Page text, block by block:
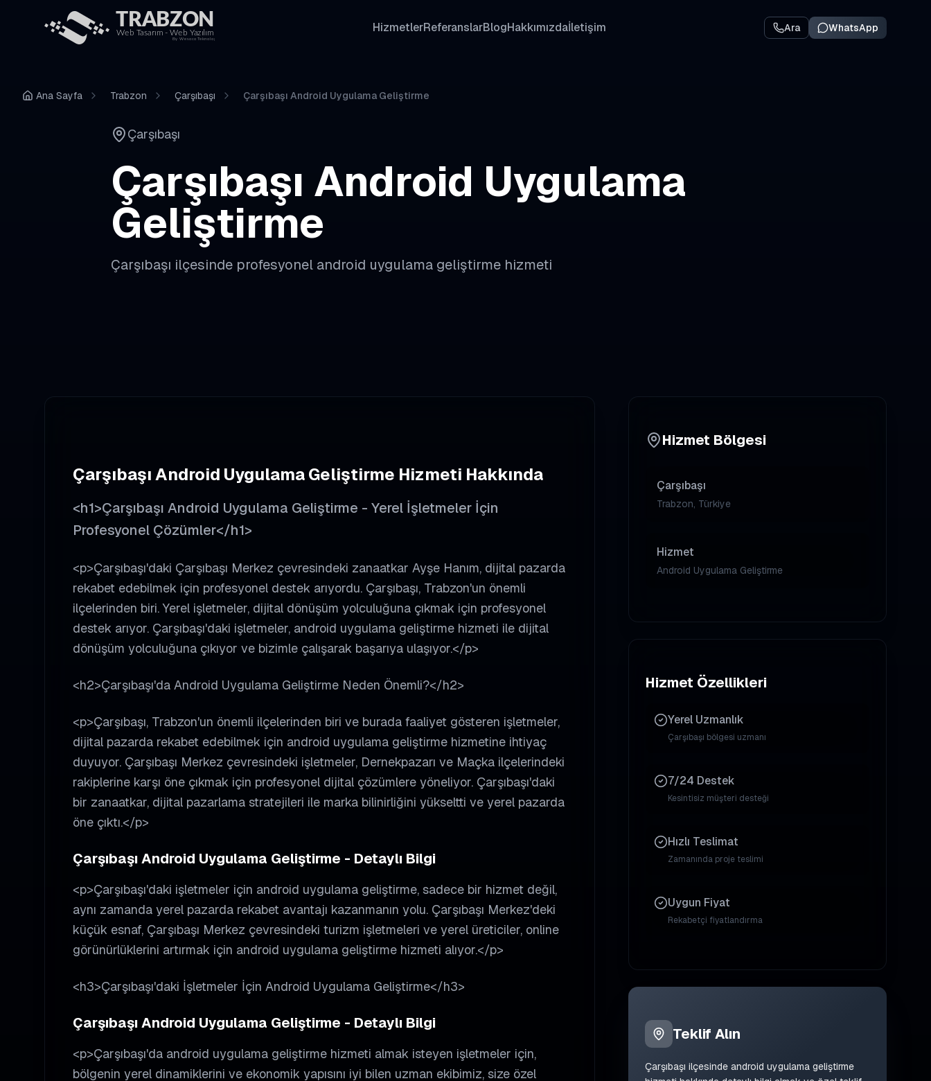
HizmetlerReferanslarBlogHakkımızdaİletişim Ara WhatsApp
Ana Sayfa Trabzon Çarşıbaşı Çarşıbaşı Android Uygulama Geliştirme
Çarşıbaşı
Çarşıbaşı Android Uygulama
Geliştirme
Çarşıbaşı ilçesinde profesyonel android uygulama geliştirme hizmeti
ÇarşıbaşıAndroid Uygulama Geliştirme Hizmeti Hakkında
<h1>Çarşıbaşı Android Uygulama Geliştirme - Yerel İşletmeler İçin
Profesyonel Çözümler</h1>
<p>Çarşıbaşı'daki Çarşıbaşı Merkez çevresindeki zanaatkar Ayşe Hanım, dijital pazarda
rekabet edebilmek için profesyonel destek arıyordu. Çarşıbaşı, Trabzon'un önemli
ilçelerinden biri. Yerel işletmeler, dijital dönüşüm yolculuğuna çıkmak için profesyonel
destek arıyor. Çarşıbaşı'daki işletmeler, android uygulama geliştirme hizmeti ile dijital
dönüşüm yolculuğuna çıkıyor ve bizimle çalışarak başarıya ulaşıyor.</p>
<h2>Çarşıbaşı'da Android Uygulama Geliştirme Neden Önemli?</h2>
<p>Çarşıbaşı, Trabzon'un önemli ilçelerinden biri ve burada faaliyet gösteren işletmeler,
dijital pazarda rekabet edebilmek için android uygulama geliştirme hizmetine ihtiyaç
duyuyor. Çarşıbaşı Merkez çevresindeki işletmeler, Dernekpazarı ve Maçka ilçelerindeki
rakiplerine karşı öne çıkmak için profesyonel dijital çözümlere yöneliyor. Çarşıbaşı'daki
bir zanaatkar, dijital pazarlama stratejileri ile marka bilinirliğini yükseltti ve yerel pazarda
öne çıktı.</p>
Çarşıbaşı Android Uygulama Geliştirme - Detaylı Bilgi
<p>Çarşıbaşı'daki işletmeler için android uygulama geliştirme, sadece bir hizmet değil,
aynı zamanda yerel pazarda rekabet avantajı kazanmanın yolu. Çarşıbaşı Merkez'deki
küçük esnaf, Çarşıbaşı Merkez çevresindeki turizm işletmeleri ve yerel üreticiler, online
görünürlüklerini artırmak için android uygulama geliştirme hizmeti alıyor.</p>
<h3>Çarşıbaşı'daki İşletmeler İçin Android Uygulama Geliştirme</h3>
Çarşıbaşı Android Uygulama Geliştirme - Detaylı Bilgi
<p>Çarşıbaşı'da android uygulama geliştirme hizmeti almak isteyen işletmeler için,
bölgenin yerel dinamiklerini ve ekonomik yapısını iyi bilen uzman ekibimiz, size özel
Hizmet Bölgesi
Çarşıbaşı
Trabzon, Türkiye
Hizmet
Android Uygulama Geliştirme
Hizmet Özellikleri
Yerel Uzmanlık
Çarşıbaşı bölgesi uzmanı
7/24 Destek
Kesintisiz müşteri desteği
Hızlı Teslimat
Zamanında proje teslimi
Uygun Fiyat
Rekabetçi fiyatlandırma
Teklif Alın
Çarşıbaşı ilçesinde android uygulama geliştirme